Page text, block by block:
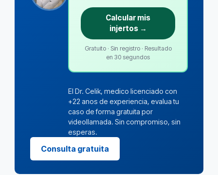
Calcular mis
injertos →
Gratuito · Sin registro · Resultado
en 30 segundos
El Dr. Celik, medico licenciado con
+22 anos de experiencia, evalua tu
caso de forma gratuita por
videollamada. Sin compromiso, sin
esperas.
Consulta gratuita